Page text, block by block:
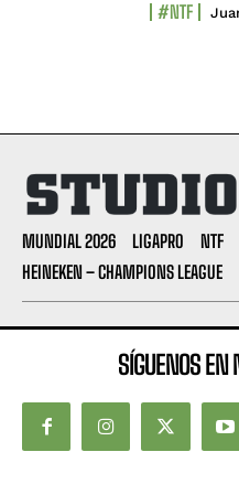
#NTF
MUNDIAL 2026 LIGAPRO NTF
HEINEKEN – CHAMPIONS LEAGUE
SÍGUENOS EN